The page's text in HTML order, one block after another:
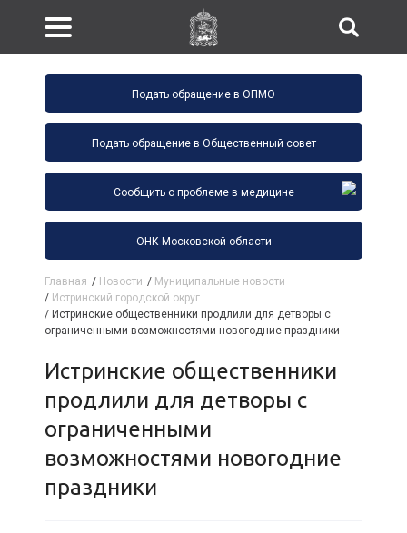
Подать обращение в ОПМО
Подать обращение в Общественный совет
Сообщить о проблеме в медицине
ОНК Московской области
Главная / Новости / Муниципальные новости
/ Истринский городской округ
/ Истринские общественники продлили для детворы с
ограниченными возможностями новогодние праздники
Истринские общественники
продлили для детворы с
ограниченными
возможностями новогодние
праздники